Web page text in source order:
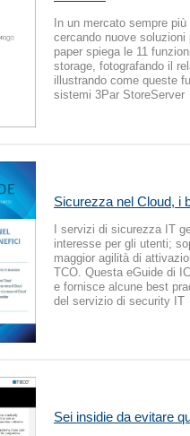
In un mercato sempre
cercando nuove
paper spiega le 11
storage, fotografando il
illustrando come queste
sistemi 3Par StoreServer
Sicurezza nel Cloud, i
I servizi di sicurezza IT
interesse per gli utenti;
maggior agilità di
TCO. Questa eGuide di
e fornisce alcune best
del servizio di security IT
Sei insidie da evitare